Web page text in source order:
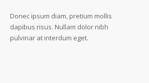
Donec ipsum diam, pretium mollis
dapibus risus. Nullam dolor nibh
pulvinar at interdum eget.